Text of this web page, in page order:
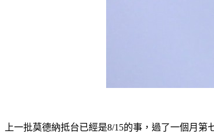
上一批莫德納抵台已經是8/15的事，過了一個月